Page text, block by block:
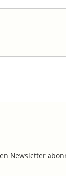
Newsletter